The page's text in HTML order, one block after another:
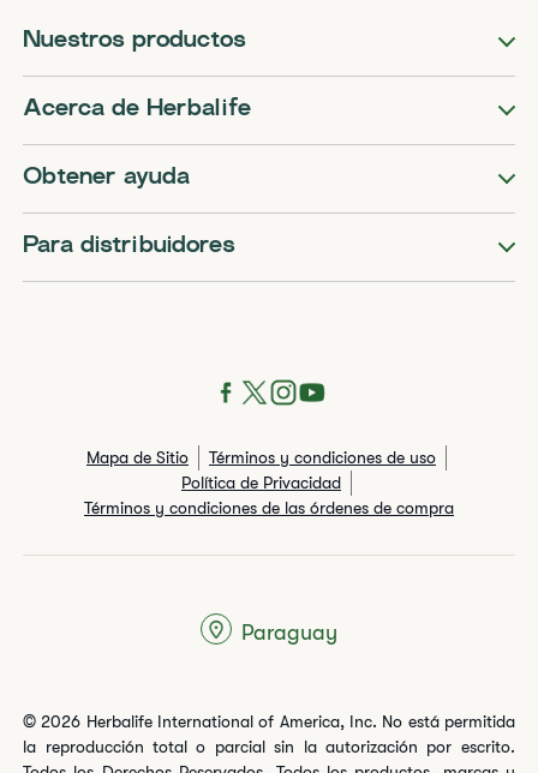
Nuestros productos
Acerca de Herbalife
Obtener ayuda
Para distribuidores
Mapa de Sitio
Términos y condiciones de uso
Política de Privacidad
Términos y condiciones de las órdenes de compra
© 2026 Herbalife International of America, Inc. No está permitida
la reproducción total o parcial sin la autorización por escrito.
Paraguay